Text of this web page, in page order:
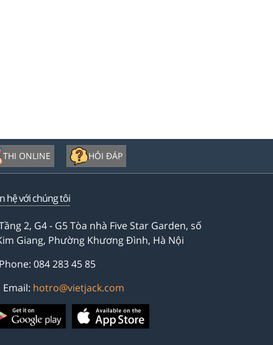
THI ONLINE HỎI ĐÁP
hệ với chúng tôi
2, G4 - G5 Tòa nhà Five Star Garden, số
Giang, Phường Khương Đình, Hà Nội
Phone: 084 283 45 85
Email: hotro@vietjack.com